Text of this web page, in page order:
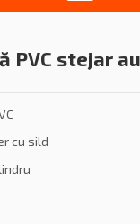
PVC stejar
cu sild